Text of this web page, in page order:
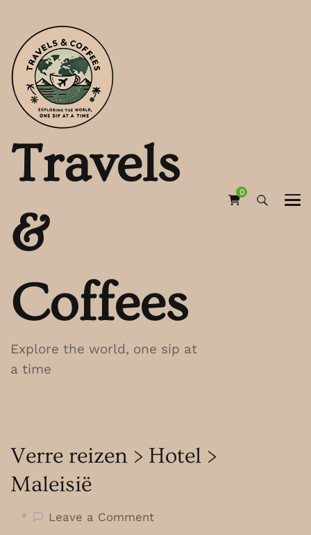
Travels
&
Coffees
Explore the world, one sip at
a time
0
Verre reizen > Hotel >
Maleisië
Leave a Commenton